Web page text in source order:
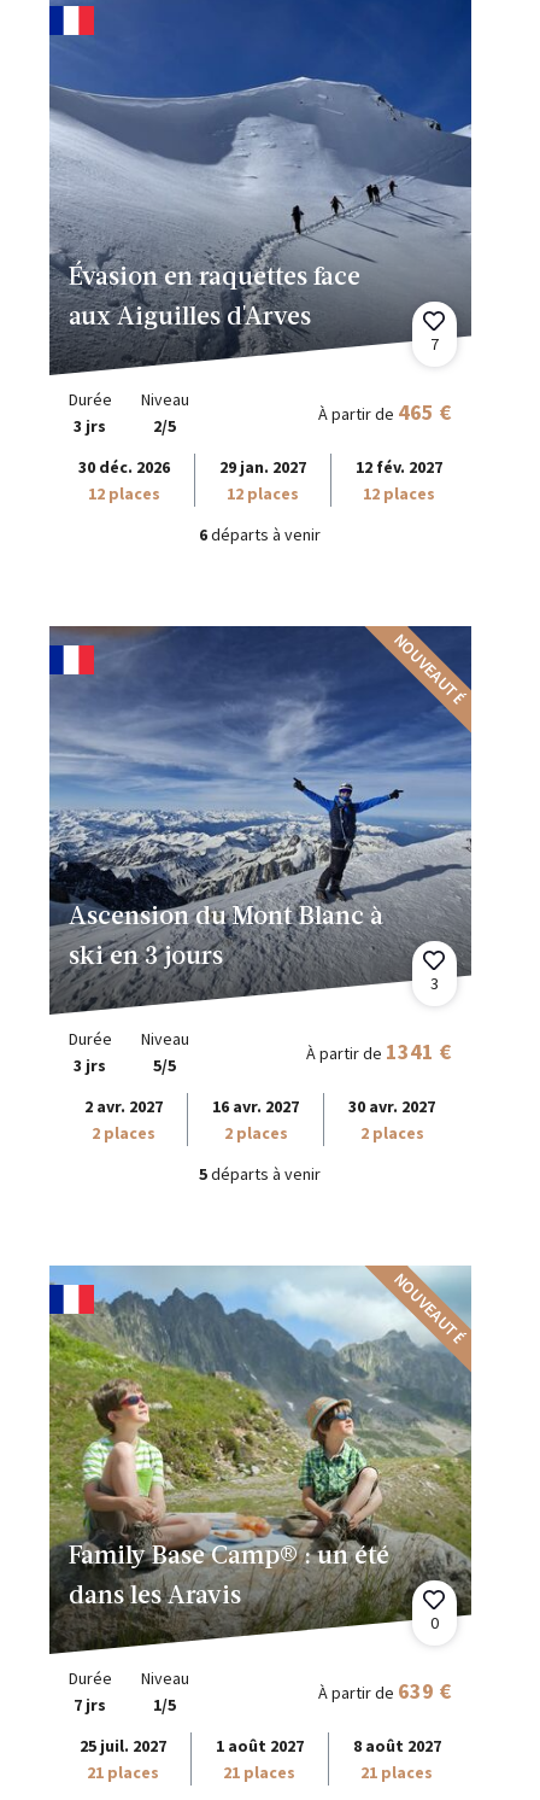
Évasion en raquettes face
aux Aiguilles d'Arves
7
Durée
3 jrs
Niveau
2/5
À partir de 465 €
30 déc. 2026
12 places
29 jan. 2027
12 places
12 fév. 2027
12 places
6départs à venir
NOUVEAUTÉ
Ascension du Mont Blanc à
ski en 3 jours
3
Durée
3 jrs
Niveau
5/5
À partir de 1341 €
2 avr. 2027
2 places
16 avr. 2027
2 places
30 avr. 2027
2 places
5départs à venir
NOUVEAUTÉ
Family Base Camp® : un été
dans les Aravis
0
Durée
7 jrs
Niveau
1/5
À partir de 639 €
25 juil. 2027
21 places
1 août 2027
21 places
8 août 2027
21 places